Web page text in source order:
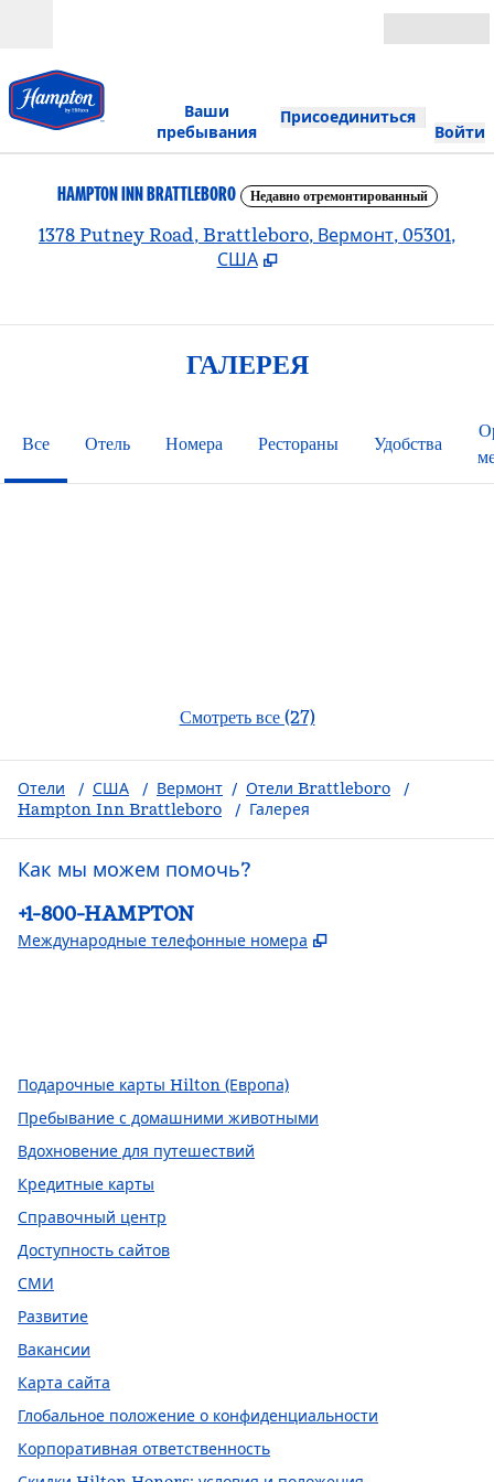
Ваши
пребывания
Присоединиться
Войти
HAMPTON INN BRATTLEBORO Недавно отремонтированный
1378 Putney Road, Brattleboro, Вермонт, 05301,
США
ГАЛЕРЕЯ
Все Отель Номера Рестораны Удобства
Смотреть все (27)
Отели / США / Вермонт / Отели Brattleboro
/
Hampton Inn Brattleboro
/ Галерея
Как мы можем помочь?
Телефон:
+1-800-HAMPTON
Международные телефонные номера ,
Подарочные карты Hilton (Европа)
Пребывание с домашними животными
Вдохновение для путешествий
Кредитные карты
Справочный центр
Доступность сайтов
СМИ
Развитие
Вакансии
Карта сайта
Глобальное положение о конфиденциальности
Корпоративная ответственность